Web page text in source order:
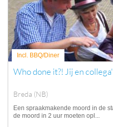
Incl. BBQ/Diner
Who done it?! Jij en
Breda (NB)
Een spraakmakende moord in de
de moord in 2 uur moeten opl...